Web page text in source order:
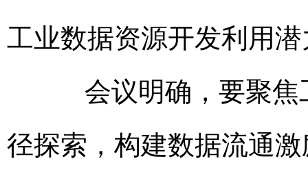
工业数据资源开发利用
会议明确，要聚焦
径探索，构建数据流通